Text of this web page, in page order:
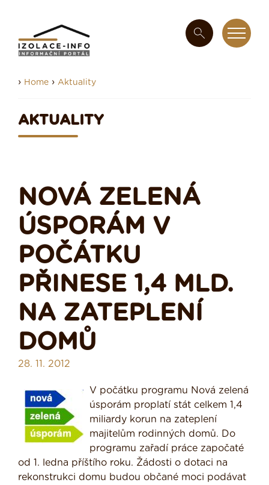
› Home › Aktuality
AKTUALITY
NOVÁ ZELENÁ
ÚSPORÁM V
POČÁTKU
PŘINESE 1,4 MLD.
NA ZATEPLENÍ
DOMŮ
28. 11. 2012
V počátku programu Nová zelená
úsporám proplatí stát celkem 1,4
miliardy korun na zateplení
majitelům rodinných domů. Do
programu zařadí práce započaté
od 1. ledna příštího roku. Žádosti o dotaci na
rekonstrukci domu budou občané moci podávat